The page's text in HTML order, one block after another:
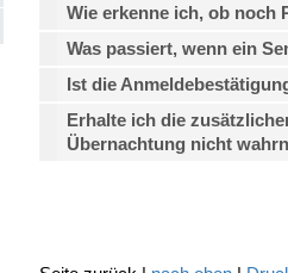
Wie erkenne ich, ob noch
Was passiert, wenn ein
Ist die
Erhalte ich die
Übernachtung nicht